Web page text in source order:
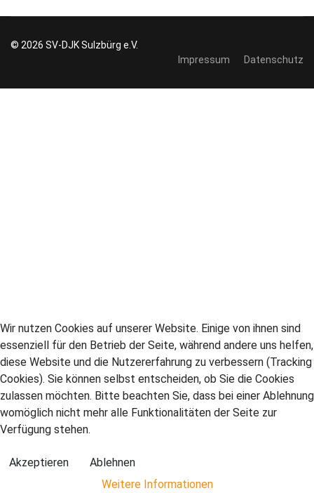
© 2026 SV-DJK Sulzbürg e.V.
Impressum
Datenschutz
Wir nutzen Cookies auf unserer Website. Einige von ihnen sind
essenziell für den Betrieb der Seite, während andere uns helfen,
diese Website und die Nutzererfahrung zu verbessern (Tracking
Cookies). Sie können selbst entscheiden, ob Sie die Cookies
zulassen möchten. Bitte beachten Sie, dass bei einer Ablehnung
womöglich nicht mehr alle Funktionalitäten der Seite zur
Verfügung stehen.
Akzeptieren
Ablehnen
Weitere Informationen